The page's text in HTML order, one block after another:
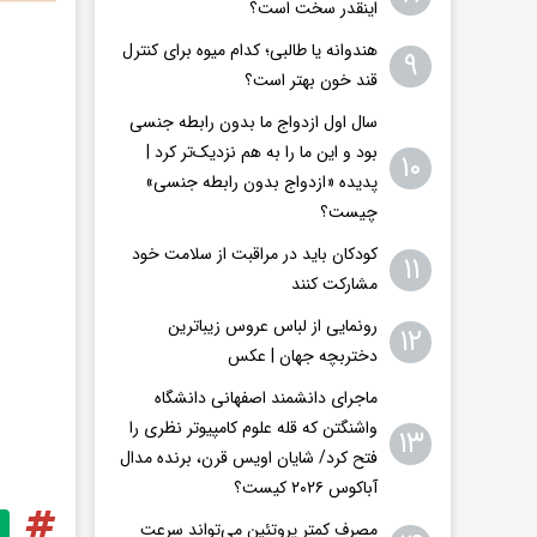
اینقدر سخت است؟
۹
هندوانه یا طالبی؛ کدام‌ میوه برای کنترل
قند خون بهتر است؟
۱۰
سال اول ازدواج ما بدون رابطه جنسی
بود و این ما را به هم نزدیک‌تر کرد |
پدیده «ازدواج بدون رابطه جنسی»
چیست؟
۱۱
کودکان باید در مراقبت از سلامت خود
مشارکت کنند
۱۲
رونمایی از لباس عروس زیباترین
دختربچه جهان | عکس
۱۳
ماجرای دانشمند اصفهانی دانشگاه
واشنگتن که قله علوم کامپیوتر نظری را
فتح کرد/ شایان اویس‌ قرن، برنده مدال
آباکوس ۲۰۲۶ کیست؟
مصرف کمتر پروتئین می‌تواند سرعت